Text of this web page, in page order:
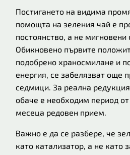
Постигането на видима
помощта на зеления чай е
постоянство, а не мигновени
Обикновено първите
подобрено храносмилане и
енергия, се забелязват още
седмици. За реална
обаче е необходим период
месеца редовен прием.
Важно е да се разбере, че
като катализатор, а не като